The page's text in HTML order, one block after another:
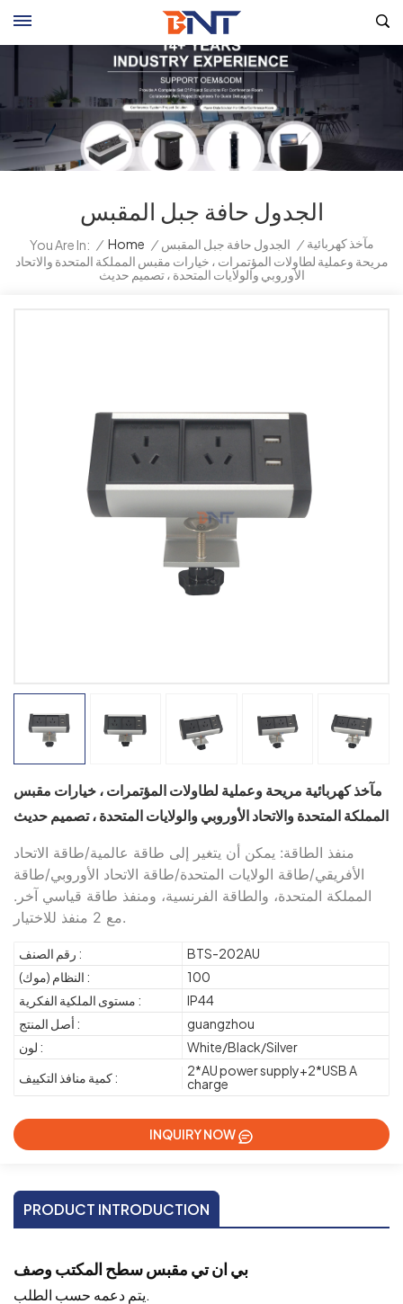
الجدول حافة جبل المقبس
You Are In: / Home / الجدول حافة جبل المقبس / مآخذ كهربائية
مريحة وعملية لطاولات المؤتمرات ، خيارات مقبس المملكة المتحدة والاتحاد
الأوروبي والولايات المتحدة ، تصميم حديث
مآخذ كهربائية مريحة وعملية لطاولات المؤتمرات ، خيارات مقبس
المملكة المتحدة والاتحاد الأوروبي والولايات المتحدة ، تصميم حديث
منفذ الطاقة: يمكن أن يتغير إلى طاقة عالمية/طاقة الاتحاد
الأفريقي/طاقة الولايات المتحدة/طاقة الاتحاد الأوروبي/طاقة
المملكة المتحدة، والطاقة الفرنسية، ومنفذ طاقة قياسي آخر.
مع 2 منفذ للاختيار.
رقم الصنف :
BTS-202AU
النظام (موك) :
100
مستوى الملكية الفكرية :
IP44
أصل المنتج :
guangzhou
لون :
White/Black/Silver
كمية منافذ التكييف :
2*AU power supply+2*USB A
charge
INQUIRY NOW
PRODUCT INTRODUCTION
بي ان تي مقبس سطح المكتب وصف
يتم دعمه حسب الطلب.